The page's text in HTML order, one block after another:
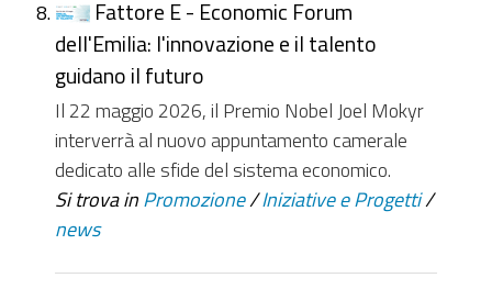
Fattore E - Economic Forum
dell'Emilia: l'innovazione e il talento
guidano il futuro
Il 22 maggio 2026, il Premio Nobel Joel Mokyr
interverrà al nuovo appuntamento camerale
dedicato alle sfide del sistema economico.
Si trova in Promozione /Iniziative e Progetti /
news